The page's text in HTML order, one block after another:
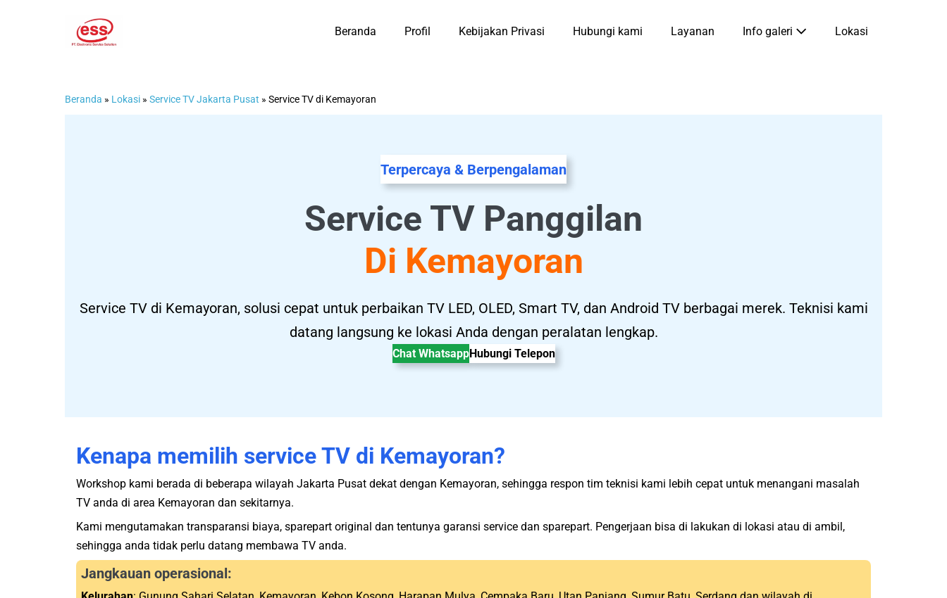
Beranda Profil Kebijakan Privasi Hubungi kami Layanan Info galeri Lokasi
Beranda » Lokasi » Service TV Jakarta Pusat » Service TV di Kemayoran
Terpercaya & Berpengalaman
Service TV Panggilan
Di Kemayoran
Service TV di Kemayoran, solusi cepat untuk perbaikan TV LED, OLED, Smart TV, dan Android TV berbagai merek. Teknisi kami
datang langsung ke lokasi Anda dengan peralatan lengkap.
Chat WhatsappHubungi Telepon
Kenapa memilih service TV di Kemayoran?
Workshop kami berada di beberapa wilayah Jakarta Pusat dekat dengan Kemayoran, sehingga respon tim teknisi kami lebih cepat untuk menangani masalah
TV anda di area Kemayoran dan sekitarnya.
Kami mengutamakan transparansi biaya, sparepart original dan tentunya garansi service dan sparepart. Pengerjaan bisa di lakukan di lokasi atau di ambil,
sehingga anda tidak perlu datang membawa TV anda.
Jangkauan operasional: